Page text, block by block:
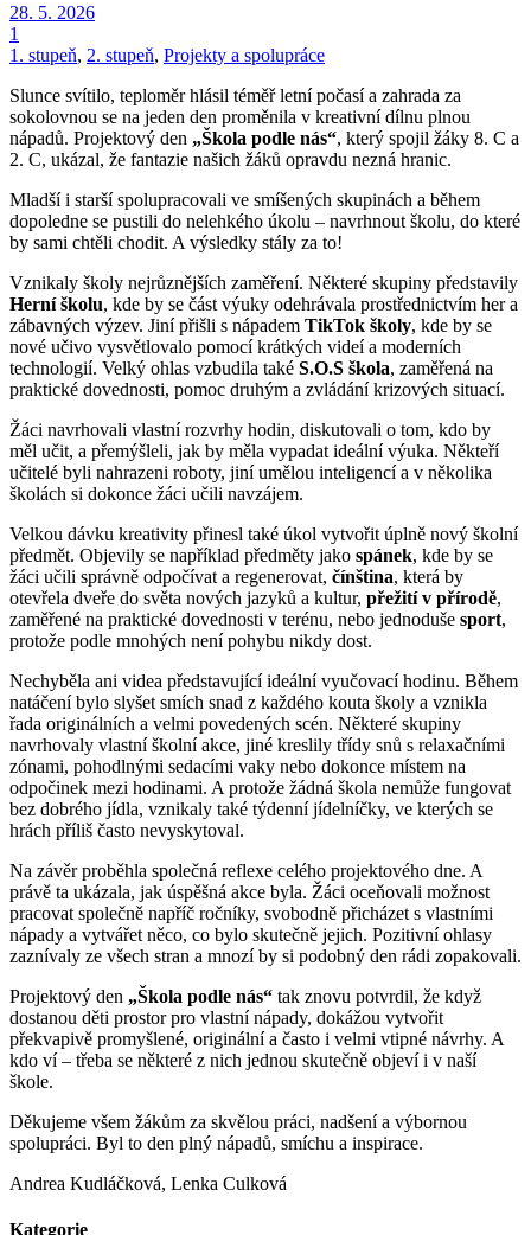
28. 5. 2026
1
1. stupeň, 2. stupeň, Projekty a spolupráce
Slunce svítilo, teploměr hlásil téměř letní počasí a zahrada za
sokolovnou se na jeden den proměnila v kreativní dílnu plnou
nápadů. Projektový den „Škola podle nás“, který spojil žáky 8. C a
2. C, ukázal, že fantazie našich žáků opravdu nezná hranic.
Mladší i starší spolupracovali ve smíšených skupinách a během
dopoledne se pustili do nelehkého úkolu – navrhnout školu, do které
by sami chtěli chodit. A výsledky stály za to!
Vznikaly školy nejrůznějších zaměření. Některé skupiny představily
Herní školu, kde by se část výuky odehrávala prostřednictvím her a
zábavných výzev. Jiní přišli s nápadem TikTok školy, kde by se
nové učivo vysvětlovalo pomocí krátkých videí a moderních
technologií. Velký ohlas vzbudila také S.O.S škola, zaměřená na
praktické dovednosti, pomoc druhým a zvládání krizových situací.
Žáci navrhovali vlastní rozvrhy hodin, diskutovali o tom, kdo by
měl učit, a přemýšleli, jak by měla vypadat ideální výuka. Někteří
učitelé byli nahrazeni roboty, jiní umělou inteligencí a v několika
školách si dokonce žáci učili navzájem.
Velkou dávku kreativity přinesl také úkol vytvořit úplně nový školní
předmět. Objevily se například předměty jako spánek, kde by se
žáci učili správně odpočívat a regenerovat, čínština, která by
otevřela dveře do světa nových jazyků a kultur, přežití v přírodě,
zaměřené na praktické dovednosti v terénu, nebo jednoduše sport,
protože podle mnohých není pohybu nikdy dost.
Nechyběla ani videa představující ideální vyučovací hodinu. Během
natáčení bylo slyšet smích snad z každého kouta školy a vznikla
řada originálních a velmi povedených scén. Některé skupiny
navrhovaly vlastní školní akce, jiné kreslily třídy snů s relaxačními
zónami, pohodlnými sedacími vaky nebo dokonce místem na
odpočinek mezi hodinami. A protože žádná škola nemůže fungovat
bez dobrého jídla, vznikaly také týdenní jídelníčky, ve kterých se
hrách příliš často nevyskytoval.
Na závěr proběhla společná reflexe celého projektového dne. A
právě ta ukázala, jak úspěšná akce byla. Žáci oceňovali možnost
pracovat společně napříč ročníky, svobodně přicházet s vlastními
nápady a vytvářet něco, co bylo skutečně jejich. Pozitivní ohlasy
zaznívaly ze všech stran a mnozí by si podobný den rádi zopakovali.
Projektový den „Škola podle nás“ tak znovu potvrdil, že když
dostanou děti prostor pro vlastní nápady, dokážou vytvořit
překvapivě promyšlené, originální a často i velmi vtipné návrhy. A
kdo ví – třeba se některé z nich jednou skutečně objeví i v naší
škole.
Děkujeme všem žákům za skvělou práci, nadšení a výbornou
spolupráci. Byl to den plný nápadů, smíchu a inspirace.
Andrea Kudláčková, Lenka Culková
Kategorie